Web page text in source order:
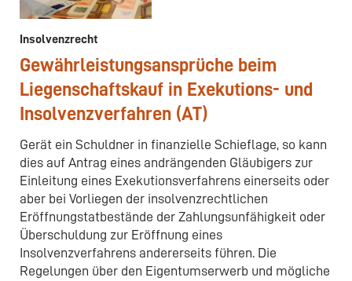
Insolvenzrecht
Gewährleistungsansprüche beim
Liegenschaftskauf in Exekutions- und
Insolvenzverfahren (AT)
Gerät ein Schuldner in finanzielle Schieflage, so kann
dies auf Antrag eines andrängenden Gläubigers zur
Einleitung eines Exekutionsverfahrens einerseits oder
aber bei Vorliegen der insolvenzrechtlichen
Eröffnungstatbestände der Zahlungsunfähigkeit oder
Überschuldung zur Eröffnung eines
Insolvenzverfahrens andererseits führen. Die
Regelungen über den Eigentumserwerb und mögliche